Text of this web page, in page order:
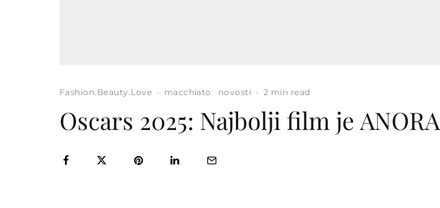
Fashion.Beauty.Love · macchiato novosti · 2 min read
Oscars 2025: Najbolji film je ANORA